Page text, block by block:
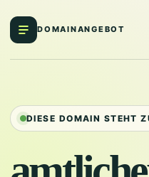
DOMAINANGEBOT
DIESE DOMAIN STEHT